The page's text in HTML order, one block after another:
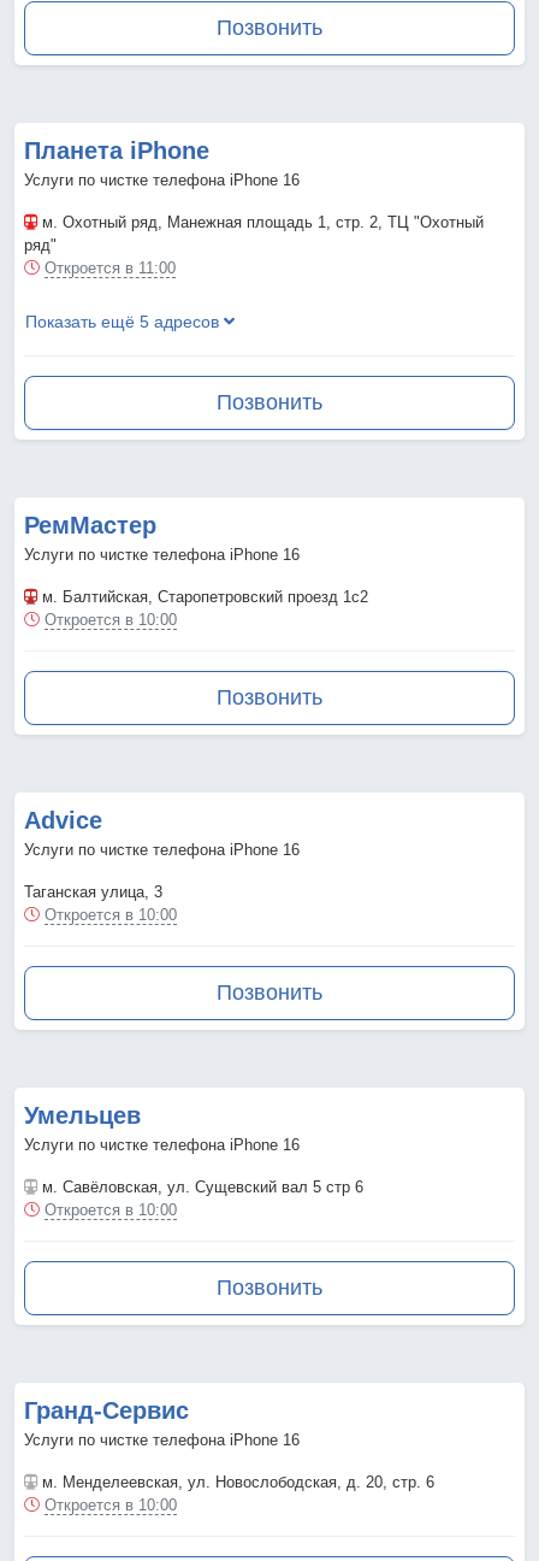
Позвонить
Планета iPhone
Услуги по чистке телефона iPhone 16
м. Охотный ряд , Манежная площадь 1, стр. 2, ТЦ "Охотный
ряд"
Откроется в 11:00
Показать ещё 5 адресов
Позвонить
РемМастер
Услуги по чистке телефона iPhone 16
м. Балтийская , Старопетровский проезд 1с2
Откроется в 10:00
Позвонить
Advice
Услуги по чистке телефона iPhone 16
Таганская улица, 3
Откроется в 10:00
Позвонить
Умельцев
Услуги по чистке телефона iPhone 16
м. Савёловская , ул. Сущевский вал 5 стр 6
Откроется в 10:00
Позвонить
Гранд-Сервис
Услуги по чистке телефона iPhone 16
м. Менделеевская , ул. Новослободская, д. 20, стр. 6
Откроется в 10:00